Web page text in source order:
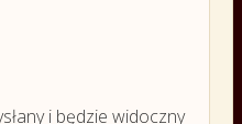
i będzie widoczny